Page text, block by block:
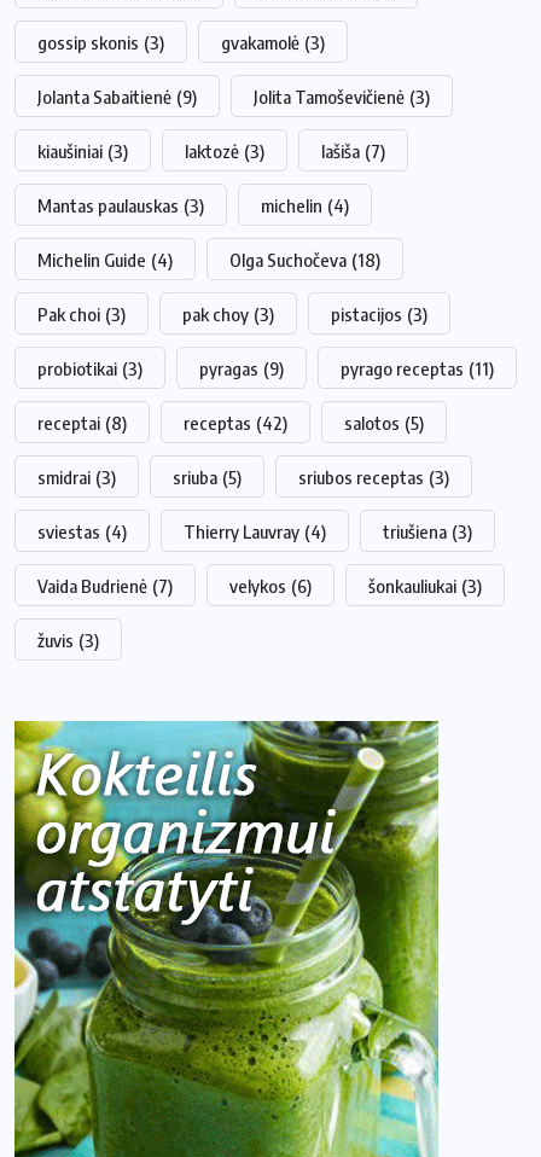
gossip skonis (3) gvakamolė (3)
Jolanta Sabaitienė (9) Jolita Tamoševičienė (3)
kiaušiniai (3) laktozė (3) lašiša (7)
Mantas paulauskas (3) michelin (4)
Michelin Guide (4) Olga Suchočeva (18)
Pak choi (3) pak choy (3) pistacijos (3)
probiotikai (3) pyragas (9) pyrago receptas (11)
receptai (8) receptas (42) salotos (5)
smidrai (3) sriuba (5) sriubos receptas (3)
sviestas (4) Thierry Lauvray (4) triušiena (3)
Vaida Budrienė (7) velykos (6) šonkauliukai (3)
žuvis (3)